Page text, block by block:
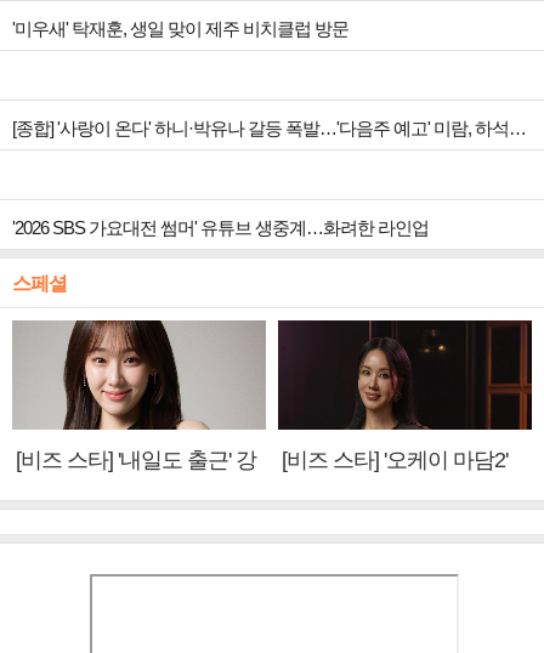
'미우새' 탁재훈, 생일 맞이 제주 비치클럽 방문
[종합] '사랑이 온다' 하니·박유나 갈등 폭발…'다음주 예고' 미람, 하석진 아들 의심
'2026 SBS 가요대전 썸머' 유튜브 생중계…화려한 라인업
스페셜
[비즈 스타] '내일도 출근' 강
[비즈 스타] '오케이 마담2'